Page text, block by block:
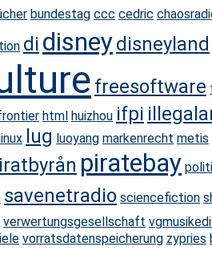
bundestag ccc cedric
di disneydisneyland
freesoftware
html huizhou ifpi
lug luoyang markenrecht metis
piratebay
savenetradio sciencefiction
verwertungsgesellschaft
vorratsdatenspeicherung zypries